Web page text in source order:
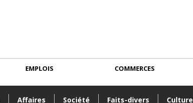
Affaires Société Faits-divers
EMPLOIS COMMERCES